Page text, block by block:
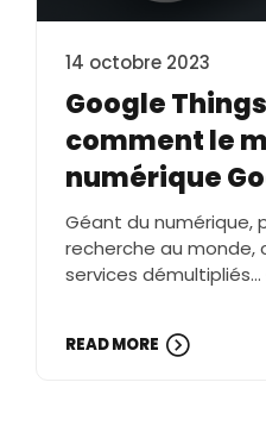
14 octobre 2023
Google
comment le
numérique
réservation
d’activités et
Géant du numérique,
recherche au monde,
services
d’ailleurs lancé en
READ MORE